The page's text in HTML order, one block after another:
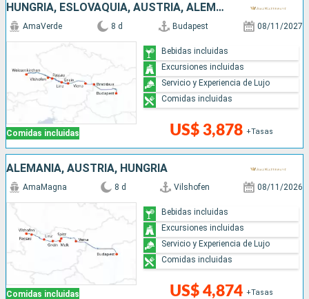
HUNGRÍA, ESLOVAQUIA, AUSTRIA, ALEMANIA
Comidas incluidas
AmaVerde 8 d Budapest 08/11/2027
US$ 3,878 +Tasas
Bebidas incluidas
Excursiones incluidas
Servicio y Experiencia de Lujo
Comidas incluidas
ALEMANIA, AUSTRIA, HUNGRÍA
Comidas incluidas
AmaMagna 8 d Vilshofen 08/11/2026
US$ 4,874 +Tasas
Bebidas incluidas
Excursiones incluidas
Servicio y Experiencia de Lujo
Comidas incluidas